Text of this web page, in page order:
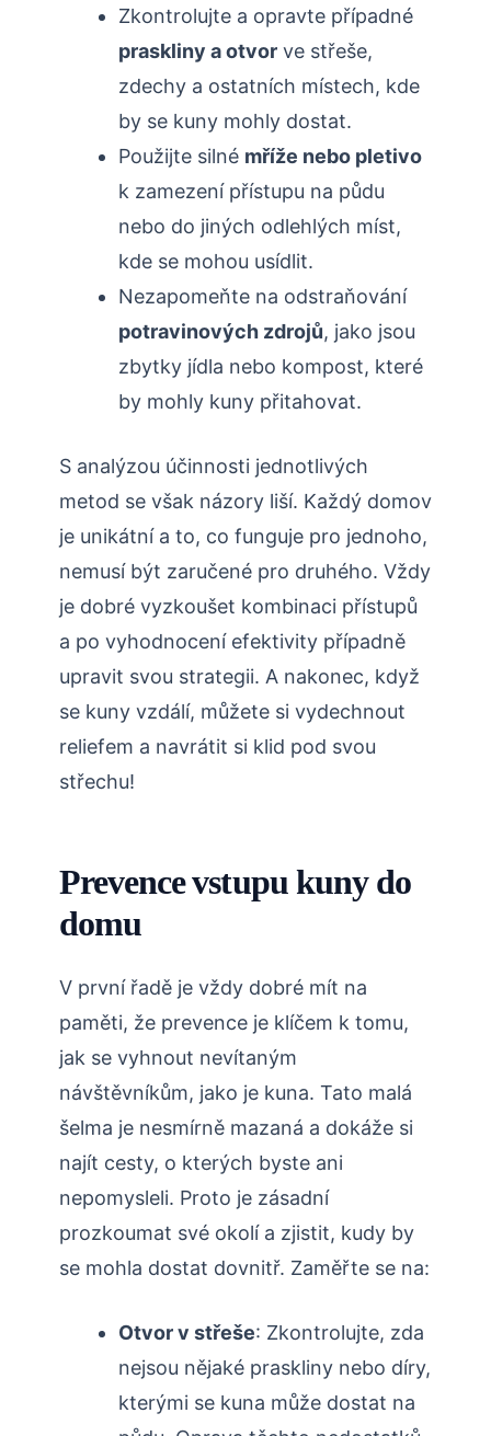
Zkontrolujte a opravte případné
praskliny a otvor ve střeše,
zdechy a⁢ ostatních‍ místech, kde
by​ se kuny mohly dostat.
Použijte‍ silné mříže nebo pletivo
k zamezení přístupu na půdu
nebo do jiných‍ odlehlých ‍míst,​
kde ⁣se mohou​ usídlit.
Nezapomeňte na odstraňování
potravinových zdrojů, jako jsou
zbytky jídla⁢ nebo⁣ kompost, ​které
by mohly⁣ kuny ⁢přitahovat.
S analýzou účinnosti ⁢jednotlivých
metod se však ​názory liší.‌ Každý ​domov
je‍ unikátní a to,‍ co⁤ funguje pro jednoho,‌
nemusí být zaručené pro⁣ druhého. Vždy
je dobré⁣ vyzkoušet kombinaci přístupů
a po vyhodnocení efektivity případně
upravit svou strategii.⁢ A‍ nakonec, když
se kuny ‌vzdálí, ⁤můžete ⁢si vydechnout
reliefem a⁢ navrátit si ⁢klid pod svou
‌střechu!
Prevence⁣ vstupu‍ kuny ​do⁣
domu
V⁣ první ⁢řadě je vždy⁣ dobré mít na
paměti, že prevence⁣ je klíčem k tomu,
jak‌ se⁤ vyhnout nevítaným⁤
návštěvníkům, jako je kuna. Tato malá
šelma‌ je nesmírně mazaná a dokáže ⁢si
najít cesty, o kterých byste ani
‍nepomysleli.⁤ Proto je zásadní
prozkoumat ‌své okolí a zjistit, kudy by
⁣se mohla dostat dovnitř. Zaměřte se na:
Otvor v ⁣střeše: ‍Zkontrolujte, zda
nejsou⁢ nějaké ⁣praskliny nebo‍ díry,
kterými se kuna může⁤ dostat na